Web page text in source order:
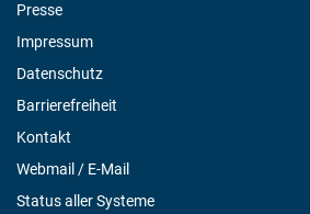
Presse
Impressum
Datenschutz
Barrierefreiheit
Kontakt
Webmail / E-Mail
Status aller Systeme